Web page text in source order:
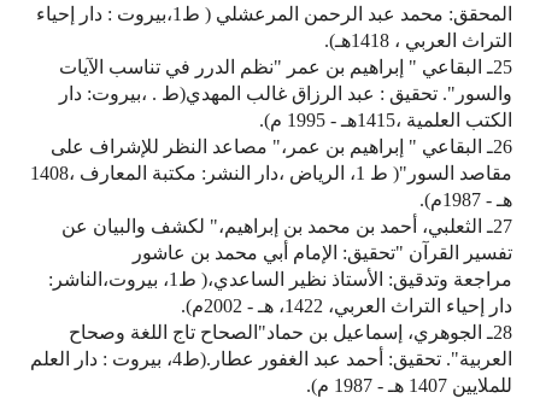
المحقق: محمد عبد الرحمن المرعشلي ( ط1،بيروت : دار إحياء
التراث العربي ، 1418هـ).
25ـ البقاعي " إبراهيم بن عمر "نظم الدرر في تناسب الآيات
والسور". تحقيق : عبد الرزاق غالب المهدي(ط . ،بيروت: دار
الكتب العلمية ،1415هـ - 1995 م).
26ـ البقاعي " إبراهيم بن عمر،" مصاعد النظر للإشراف على
مقاصد السور"( ط 1، الرياض ،دار النشر: مكتبة المعارف ،1408
هـ - 1987م).
27ـ الثعلبي، أحمد بن محمد بن إبراهيم،" لكشف والبيان عن
تفسير القرآن "تحقيق: الإمام أبي محمد بن عاشور
مراجعة وتدقيق: الأستاذ نظير الساعدي،( ط1، بيروت،الناشر:
دار إحياء التراث العربي، 1422، هـ - 2002م).
28ـ الجوهري، إسماعيل بن حماد"الصحاح تاج اللغة وصحاح
العربية". تحقيق: أحمد عبد الغفور عطار.(ط4، بيروت : دار العلم
للملايين 1407 هـ‍ - 1987 م).